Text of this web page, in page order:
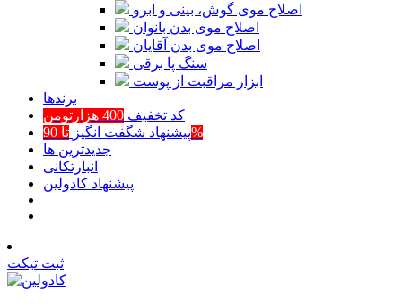
اصلاح موی گوش، بینی و ابرو
اصلاح موی بدن بانوان
اصلاح موی بدن آقایان
سنگ پا برقی
ابزار مراقبت از پوست
برند‌ها
کد تخفیف 400 هزارتومن
پیشنهاد شگفت انگیزتا 90%
جدیدترین ها
انبارتکانی
پیشنهاد کادولین
ثبت تیکت